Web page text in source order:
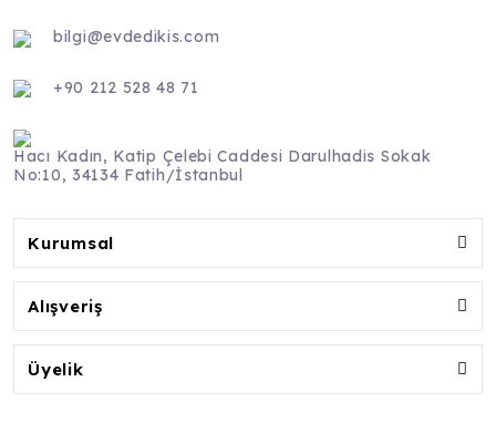
bilgi@evdedikis.com
+90 212 528 48 71
Hacı Kadın, Katip Çelebi Caddesi Darulhadis Sokak
No:10, 34134 Fatih/İstanbul
Kurumsal
Alışveriş
Üyelik